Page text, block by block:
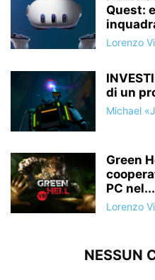
Quest:
Lorenzo
di un
Michael
Green
PC nel...
Lorenzo
NESSUN